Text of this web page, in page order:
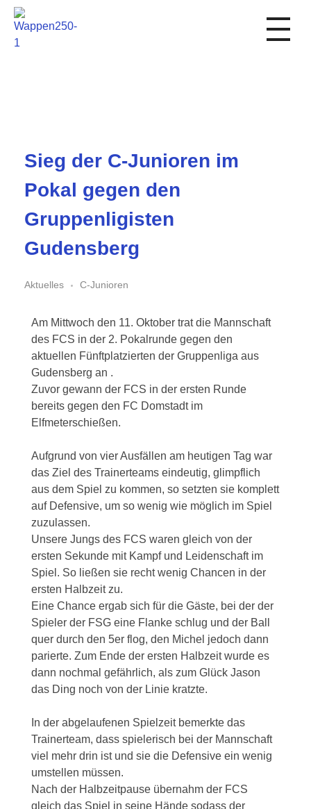
Sieg der C-Junioren im
Pokal gegen den
Gruppenligisten
Gudensberg
Aktuelles C-Junioren
Am Mittwoch den 11. Oktober trat die Mannschaft
des FCS in der 2. Pokalrunde gegen den
aktuellen Fünftplatzierten der Gruppenliga aus
Gudensberg an .
Zuvor gewann der FCS in der ersten Runde
bereits gegen den FC Domstadt im
Elfmeterschießen.
Aufgrund von vier Ausfällen am heutigen Tag war
das Ziel des Trainerteams eindeutig, glimpflich
aus dem Spiel zu kommen, so setzten sie komplett
auf Defensive, um so wenig wie möglich im Spiel
zuzulassen.
Unsere Jungs des FCS waren gleich von der
ersten Sekunde mit Kampf und Leidenschaft im
Spiel. So ließen sie recht wenig Chancen in der
ersten Halbzeit zu.
Eine Chance ergab sich für die Gäste, bei der der
Spieler der FSG eine Flanke schlug und der Ball
quer durch den 5er flog, den Michel jedoch dann
parierte. Zum Ende der ersten Halbzeit wurde es
dann nochmal gefährlich, als zum Glück Jason
das Ding noch von der Linie kratzte.
In der abgelaufenen Spielzeit bemerkte das
Trainerteam, dass spielerisch bei der Mannschaft
viel mehr drin ist und sie die Defensive ein wenig
umstellen müssen.
Nach der Halbzeitpause übernahm der FCS
gleich das Spiel in seine Hände sodass der